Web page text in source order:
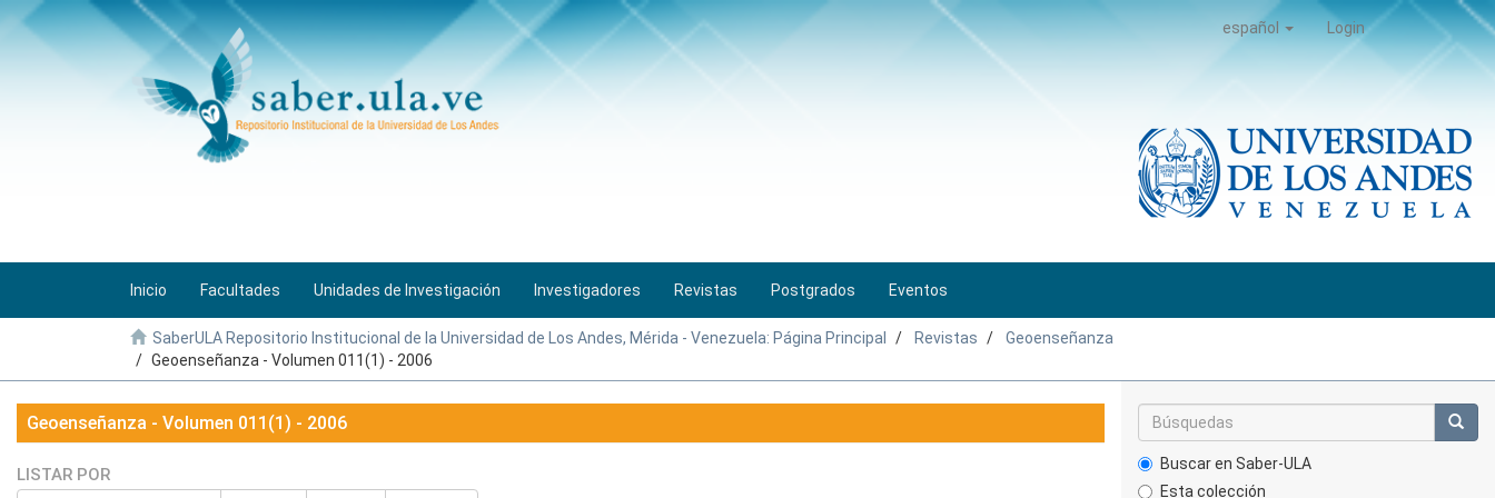
español Login
Inicio Facultades Unidades de Investigación Investigadores Revistas Postgrados Eventos
SaberULA Repositorio Institucional de la Universidad de Los Andes, Mérida - Venezuela: Página Principal Revistas
Geoenseñanza
Geoenseñanza - Volumen 011(1) - 2006
Geoenseñanza - Volumen 011(1) - 2006
LISTAR POR
Buscar en Saber-ULA
Esta colección